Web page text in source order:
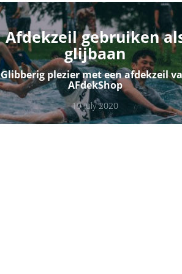
Afdekzeil gebruiken
glijbaan
Glibberig plezier met een afdekzeil
AFdekShop
19 July 2020